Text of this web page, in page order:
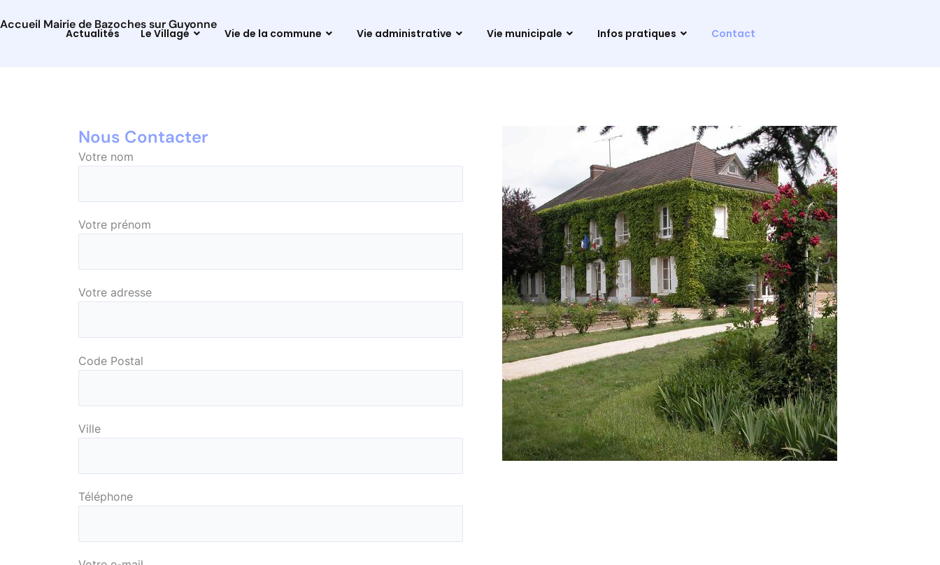
Accueil Mairie de Bazoches sur Guyonne
Actualités Le Village Vie de la commune Vie administrative Vie municipale Infos pratiques Contact
Nous Contacter
Votre nom
Votre prénom
Votre adresse
Code Postal
Ville
Téléphone